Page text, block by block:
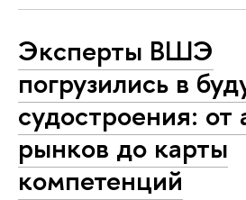
Эксперты ВШЭ
погрузились в
судостроения: от
рынков до карты
компетенций